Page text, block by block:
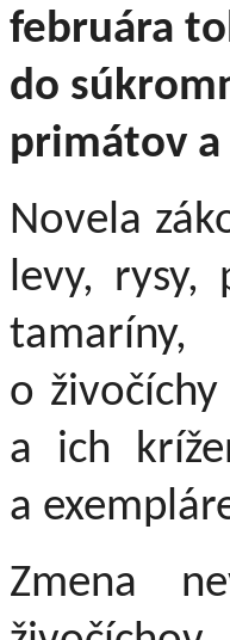
februára
do
primátov a
Novela
levy, rysy,
o
a ich
a
Zmena